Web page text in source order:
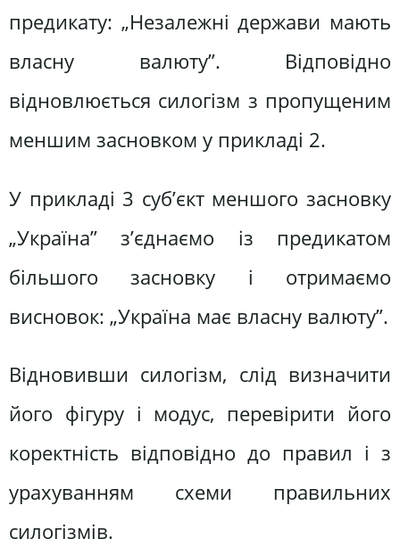
предикату: „Незалежні держави мають
власну валюту”. Відповідно
відновлюється силогізм з пропущеним
меншим засновком у прикладі 2.
У прикладі 3 суб’єкт меншого засновку
„Україна” з’єднаємо із предикатом
більшого засновку і отримаємо
висновок: „Україна має власну валюту”.
Відновивши силогізм, слід визначити
його фігуру і модус, перевірити його
коректність відповідно до правил і з
урахуванням схеми правильних
силогізмів.